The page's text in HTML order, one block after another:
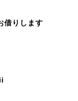
借りします